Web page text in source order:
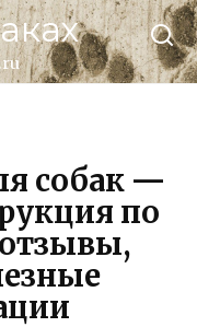
собак —
по